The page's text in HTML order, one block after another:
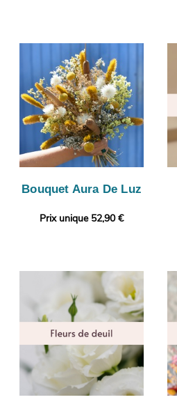
Bouquet Aura De Luz
Prix unique 52,90 €